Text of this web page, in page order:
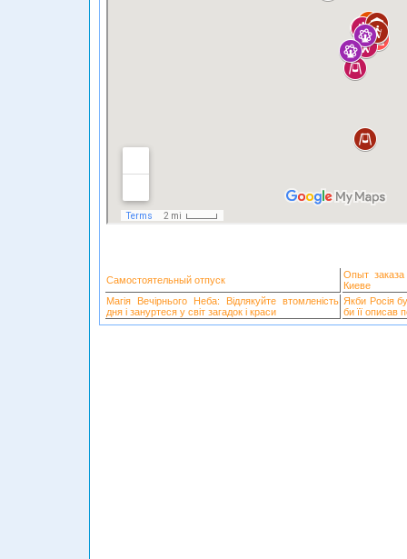
Самостоятельный отпуск
Опыт
Киеве
Магія Вечірнього Неба: Відлякуйте втомленість
дня і зануртеся у світ загадок і краси
Якби Росія
би її описав